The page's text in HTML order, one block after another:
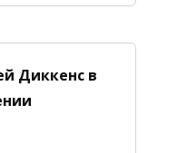
Диккенс в